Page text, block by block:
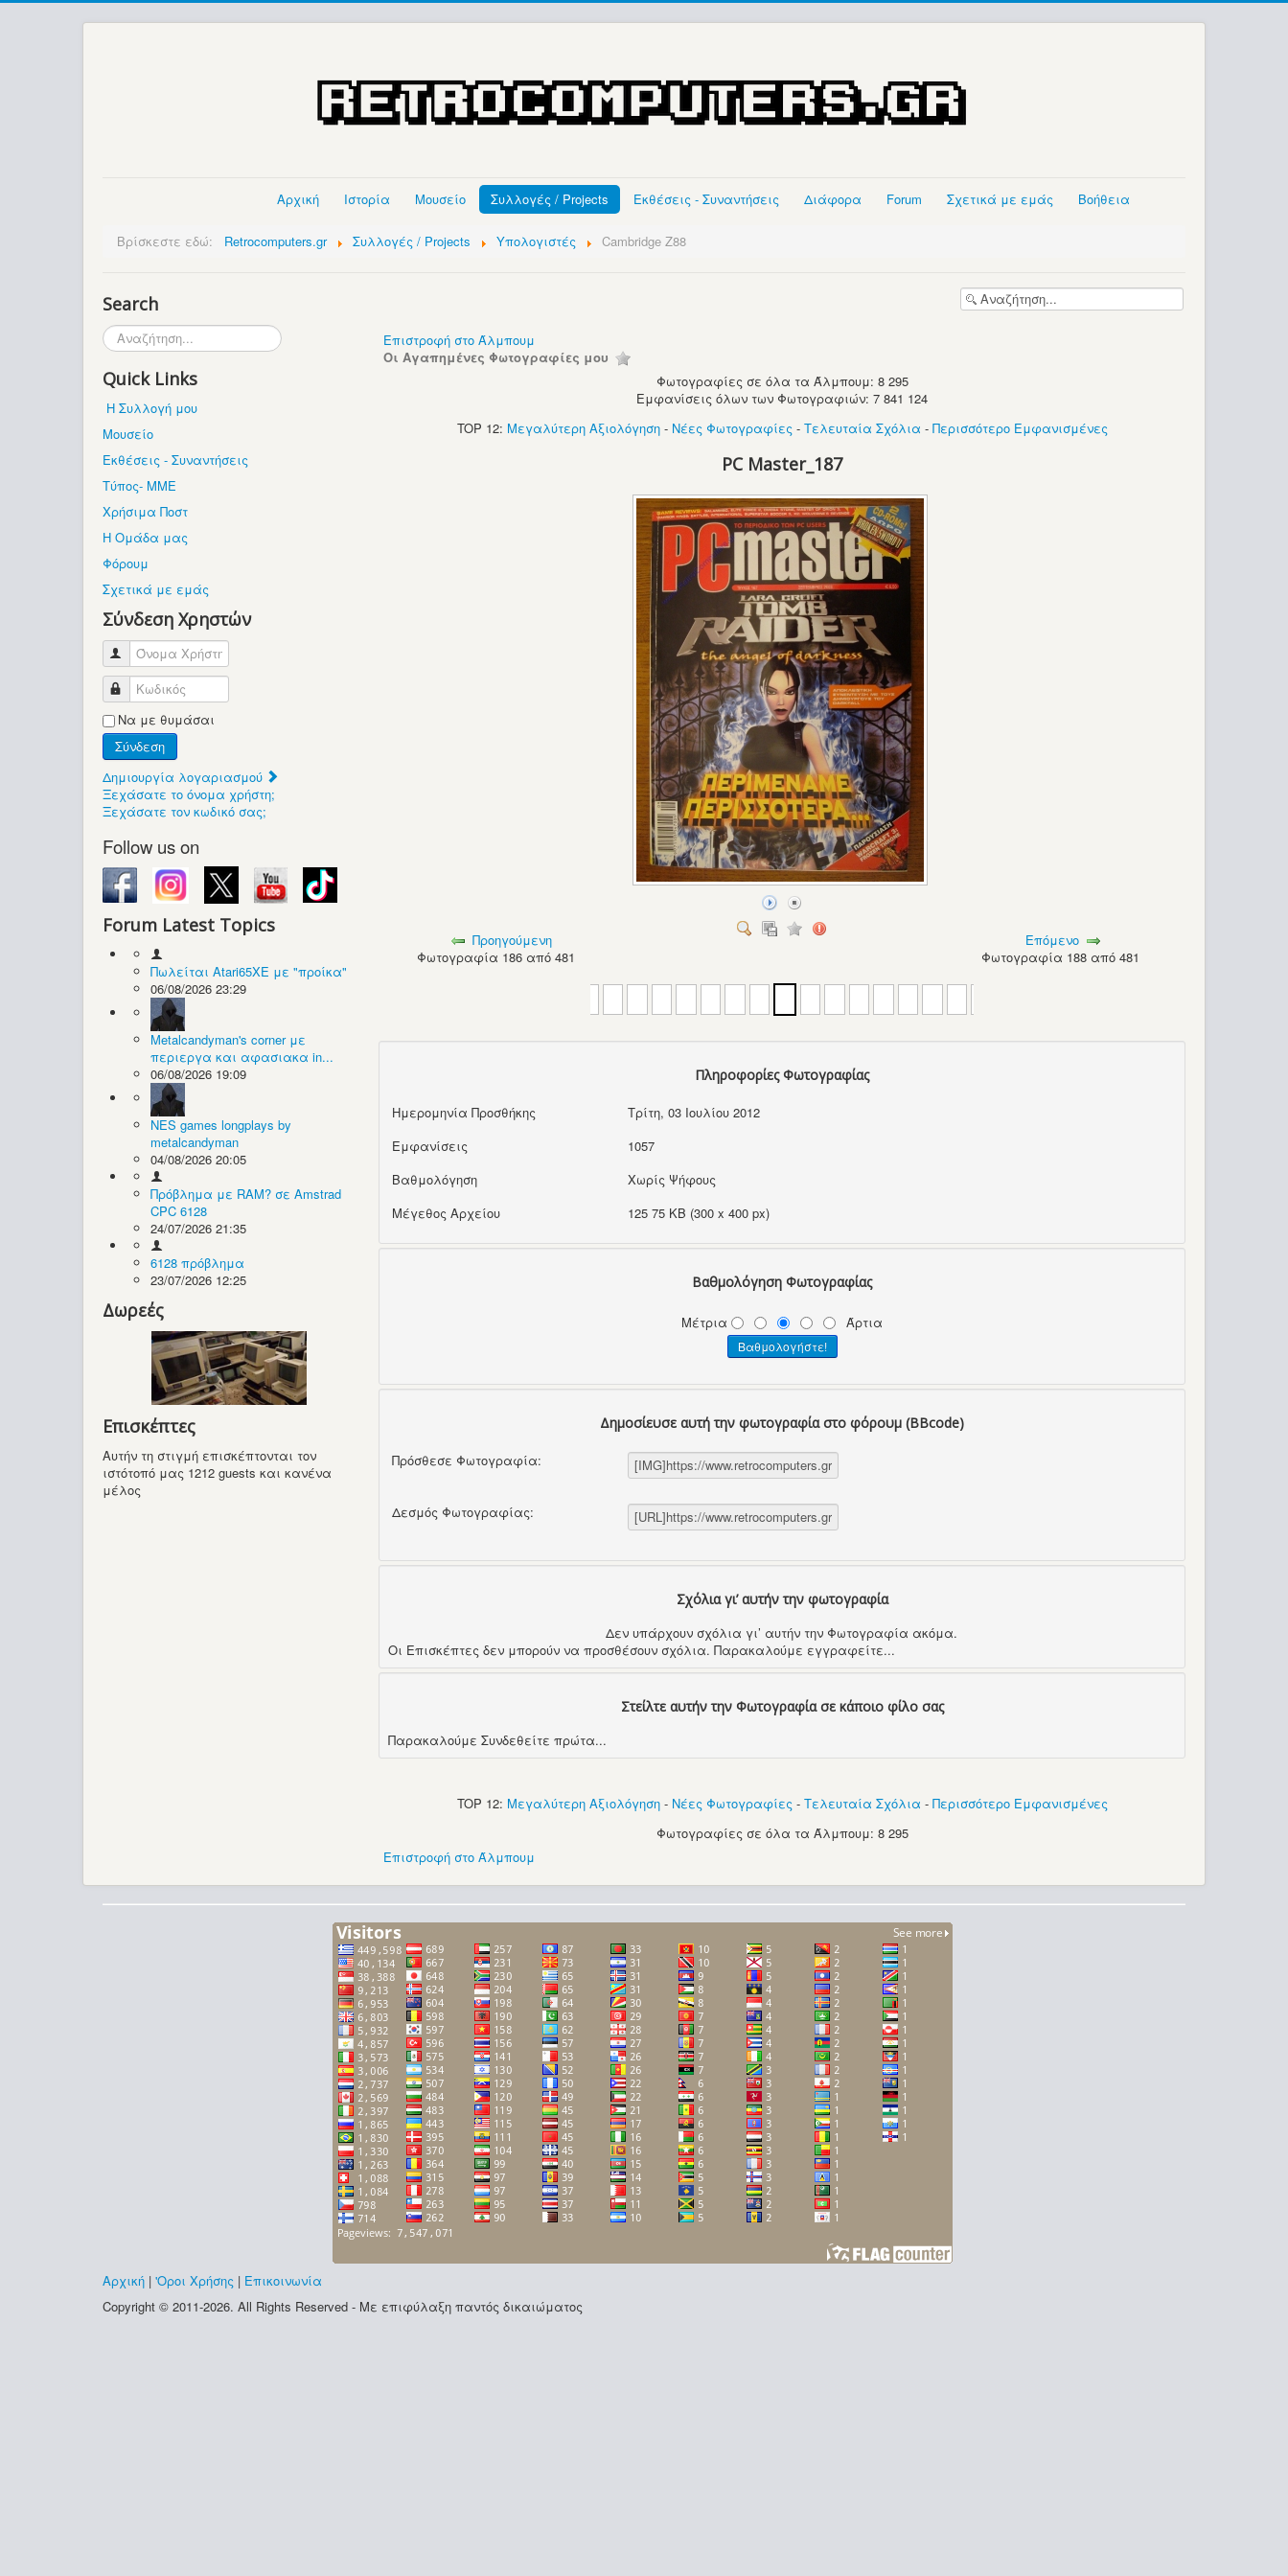
Αρχική Ιστορία Μουσείο Συλλογές / Projects Εκθέσεις - Συναντήσεις Διάφορα Forum Σχετικά με εμάς Βοήθεια
Βρίσκεστε εδώ: Retrocomputers.gr Συλλογές / Projects Υπολογιστές Cambridge Z88
Search
Αναζήτηση...
Quick Links
Η Συλλογή μου
Μουσείο
Εκθέσεις - Συναντήσεις
Τύπος- ΜΜΕ
Χρήσιμα Ποστ
Η Ομάδα μας
Φόρουμ
Σχετικά με εμάς
Σύνδεση Χρηστών
Όνομα Χρήστη
Κωδικός
Να με θυμάσαι
Σύνδεση
Δημιουργία λογαριασμού
Ξεχάσατε το όνομα χρήστη;
Ξεχάσατε τον κωδικό σας;
Follow us on
Forum Latest Topics
Πωλείται Atari65XE με "προίκα"
06/08/2026 23:29
Metalcandyman's corner με
περιεργα και αφασιακα in...
06/08/2026 19:09
NES games longplays by
metalcandyman
04/08/2026 20:05
Πρόβλημα με RAM? σε Amstrad
CPC 6128
24/07/2026 21:35
6128 πρόβλημα
23/07/2026 12:25
Δωρεές
Επισκέπτες
Αυτήν τη στιγμή επισκέπτονται τον
ιστότοπό μας 1212 guests και κανένα
μέλος
Επιστροφή στο Άλμπουμ
Οι Αγαπημένες Φωτογραφίες μου
Φωτογραφίες σε όλα τα Άλμπουμ: 8 295
Εμφανίσεις όλων των Φωτογραφιών: 7 841 124
TOP 12: Μεγαλύτερη Αξιολόγηση- Νέες Φωτογραφίες - Τελευταία Σχόλια - Περισσότερο Εμφανισμένες
PC Master_187
Προηγούμενη
Φωτογραφία 186 από 481
Επόμενο
Φωτογραφία 188 από 481
Πληροφορίες Φωτογραφίας
Ημερομηνία Προσθήκης
Τρίτη, 03 Ιουλίου 2012
Εμφανίσεις
1057
Βαθμολόγηση
Χωρίς Ψήφους
Μέγεθος Αρχείου
125 75 KB (300 x 400 px)
Βαθμολόγηση Φωτογραφίας
Μέτρια Άρτια
Δημοσίευσε αυτή την φωτογραφία στο φόρουμ (BBcode)
Πρόσθεσε Φωτογραφία:
Δεσμός Φωτογραφίας:
Σχόλια γι’ αυτήν την φωτογραφία
Δεν υπάρχουν σχόλια γι’ αυτήν την Φωτογραφία ακόμα.
Οι Επισκέπτες δεν μπορούν να προσθέσουν σχόλια. Παρακαλούμε εγγραφείτε...
Στείλτε αυτήν την Φωτογραφία σε κάποιο φίλο σας
Παρακαλούμε Συνδεθείτε πρώτα...
TOP 12: Μεγαλύτερη Αξιολόγηση- Νέες Φωτογραφίες - Τελευταία Σχόλια - Περισσότερο Εμφανισμένες
Φωτογραφίες σε όλα τα Άλμπουμ: 8 295
Επιστροφή στο Άλμπουμ
Αρχική | 'Οροι Χρήσης | Επικοινωνία
Copyright © 2011-2026. All Rights Reserved - Με επιφύλαξη παντός δικαιώματος